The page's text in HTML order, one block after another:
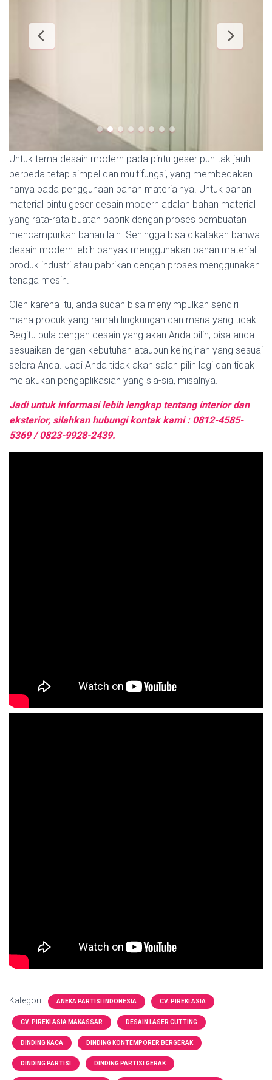
Untuk tema desain modern pada pintu geser pun tak jauh
berbeda tetap simpel dan multifungsi, yang membedakan
hanya pada penggunaan bahan materialnya. Untuk bahan
material pintu geser desain modern adalah bahan material
yang rata-rata buatan pabrik dengan proses pembuatan
mencampurkan bahan lain. Sehingga bisa dikatakan bahwa
desain modern lebih banyak menggunakan bahan material
produk industri atau pabrikan dengan proses menggunakan
tenaga mesin.
Oleh karena itu, anda sudah bisa menyimpulkan sendiri
mana produk yang ramah lingkungan dan mana yang tidak.
Begitu pula dengan desain yang akan Anda pilih, bisa anda
sesuaikan dengan kebutuhan ataupun keinginan yang sesuai
selera Anda. Jadi Anda tidak akan salah pilih lagi dan tidak
melakukan pengaplikasian yang sia-sia, misalnya.
Jadi untuk informasi lebih lengkap tentang interior dan
eksterior, silahkan hubungi kontak kami : 0812-4585-
5369 / 0823-9928-2439.
Kategori: ANEKA PARTISI INDONESIA CV. PIREKI ASIA
CV. PIREKI ASIA MAKASSAR DESAIN LASER CUTTING
DINDING KACA DINDING KONTEMPORER BERGERAK
DINDING PARTISI DINDING PARTISI GERAK